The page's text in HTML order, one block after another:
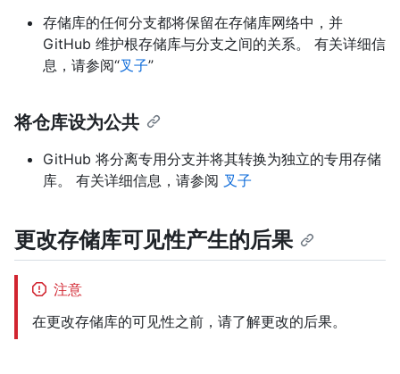
存储库的任何分支都将保留在存储库网络中，并
GitHub 维护根存储库与分支之间的关系。 有关详细信
息，请参阅“叉子”
将仓库设为公共
GitHub 将分离专用分支并将其转换为独立的专用存储
库。 有关详细信息，请参阅 叉子
更改存储库可见性产生的后果
注意
在更改存储库的可见性之前，请了解更改的后果。